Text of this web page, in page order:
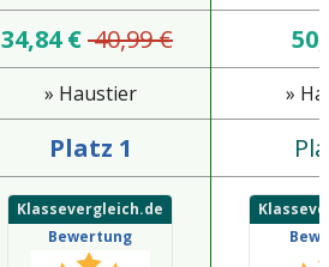
34,84 €40,99 €
» Haustier »
Platz 1
Klassevergleich.de
Bewertung